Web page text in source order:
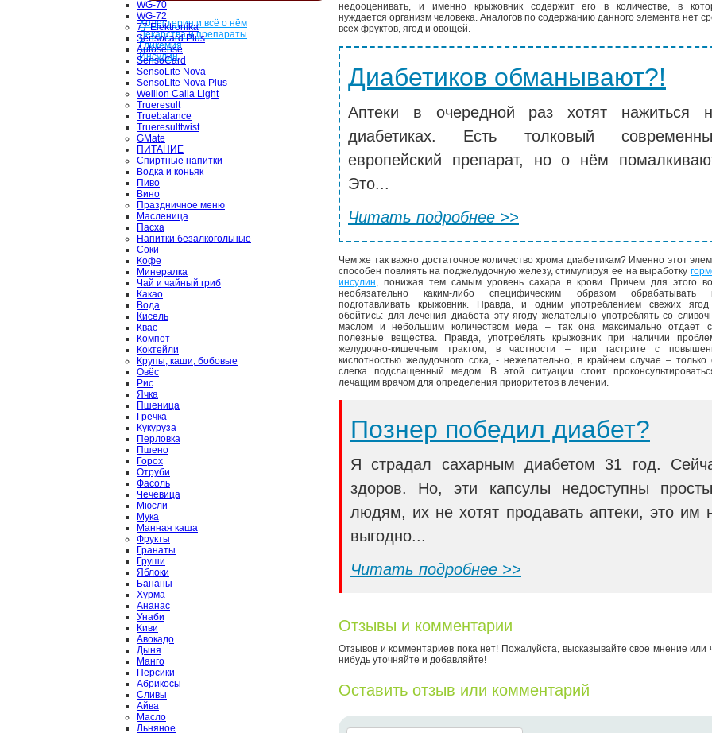
WG-70
WG-72
77 Elektronika
Sensocard Plus
Autosense
SensoCard
SensoLite Nova
SensoLite Nova Plus
Wellion Calla Light
Trueresult
Truebalance
Trueresulttwist
GMate
ПИТАНИЕ
Спиртные напитки
Водка и коньяк
Пиво
Вино
Праздничное меню
Масленица
Пасха
Напитки безалкогольные
Соки
Кофе
Минералка
Чай и чайный гриб
Какао
Вода
Кисель
Квас
Компот
Коктейли
Крупы, каши, бобовые
Овёс
Рис
Ячка
Пшеница
Гречка
Кукуруза
Перловка
Пшено
Горох
Отруби
Фасоль
Чечевица
Мюсли
Мука
Манная каша
Фрукты
Гранаты
Груши
Яблоки
Бананы
Хурма
Ананас
Унаби
Киви
Авокадо
Дыня
Манго
Персики
Абрикосы
Сливы
Айва
Масло
Льняное
Холестерин и всё о нём
Лекарства и препараты
Гликемия
Инсулин
недооценивать, и именно крыжовник содержит его в количестве, в
нуждается организм человека. Аналогов по содержанию данного элемента нет
всех фруктов, ягод и овощей.
Диабетиков обманывают?!
Аптеки в очередной раз хотят нажиться
диабетиках. Есть толковый
европейский препарат, но о нём
Это...
Читать подробнее >>
Чем же так важно достаточное количество хрома диабетикам? Именно этот
способен повлиять на поджелудочную железу, стимулируя ее на выработку
инсулин, понижая тем самым уровень сахара в крови. Причем для этого
необязательно каким-либо специфическим образом обрабатывать
подготавливать крыжовник. Правда, и одним употреблением свежих
обойтись: для лечения диабета эту ягоду желательно употреблять со
маслом и небольшим количеством меда – так она максимально отдает
полезные вещества. Правда, употреблять крыжовник при наличии
желудочно-кишечным трактом, в частности – при гастрите с
кислотностью желудочного сока, - нежелательно, в крайнем случае – только
слегка подслащенный медом. В этой ситуации стоит
лечащим врачом для определения приоритетов в лечении.
Познер победил диабет?
Я страдал сахарным диабетом 31 год.
здоров. Но, эти капсулы недоступны
людям, их не хотят продавать аптеки, это им
выгодно...
Читать подробнее >>
Отзывы и комментарии
Отзывов и комментариев пока нет! Пожалуйста, высказывайте свое мнение или
нибудь уточняйте и добавляйте!
Оставить отзыв или комментарий